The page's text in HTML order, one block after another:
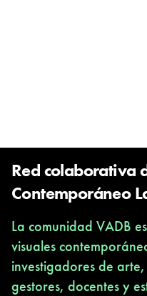
Red colaborativa
Contemporáneo
La comunidad VADB
visuales
investigadores de
gestores, docentes y